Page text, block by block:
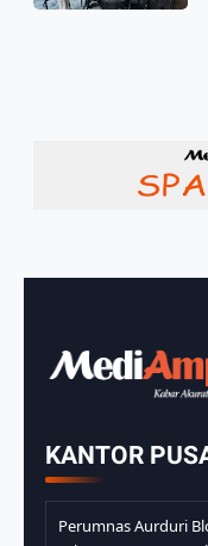
KANTOR
Perumnas Aurduri